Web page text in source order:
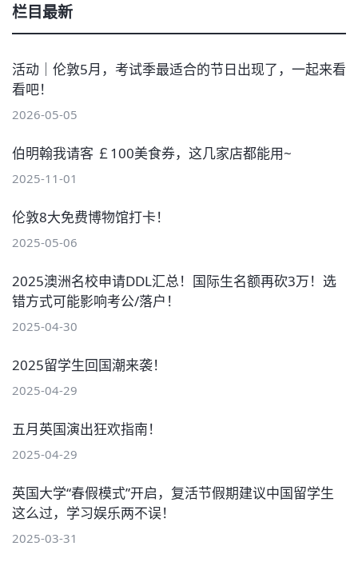
栏目最新
活动｜伦敦5月，考试季最适合的节日出现了，一起来看
看吧！
2026-05-05
伯明翰我请客 ￡100美食券，这几家店都能用~
2025-11-01
伦敦8大免费博物馆打卡！
2025-05-06
2025澳洲名校申请DDL汇总！国际生名额再砍3万！选
错方式可能影响考公/落户！
2025-04-30
2025留学生回国潮来袭！
2025-04-29
五月英国演出狂欢指南！
2025-04-29
英国大学“春假模式”开启，复活节假期建议中国留学生
这么过，学习娱乐两不误！
2025-03-31